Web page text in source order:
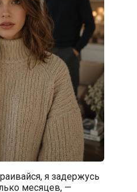
я задержусь
месяцев, —